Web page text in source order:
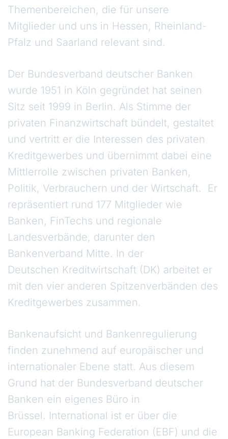
Themenbereichen, die für unsere
Mitglieder und uns in Hessen, Rheinland-
Pfalz und Saarland relevant sind.
Der Bundesverband deutscher Banken
wurde 1951 in Köln gegründet hat seinen
Sitz seit 1999 in Berlin. Als Stimme der
privaten Finanzwirtschaft bündelt, gestaltet
und vertritt er die Interessen des privaten
Kreditgewerbes und übernimmt dabei eine
Mittlerrolle zwischen privaten Banken,
Politik, Verbrauchern und der Wirtschaft. Er
repräsentiert rund 177 Mitglieder wie
Banken, FinTechs und regionale
Landesverbände, darunter den
Bankenverband Mitte. In der
Deutschen Kreditwirtschaft (DK) arbeitet er
mit den vier anderen Spitzenverbänden des
Kreditgewerbes zusammen.
Bankenaufsicht und Bankenregulierung
finden zunehmend auf europäischer und
internationaler Ebene statt. Aus diesem
Grund hat der Bundesverband deutscher
Banken ein eigenes Büro in
Brüssel. International ist er über die
European Banking Federation (EBF) und die